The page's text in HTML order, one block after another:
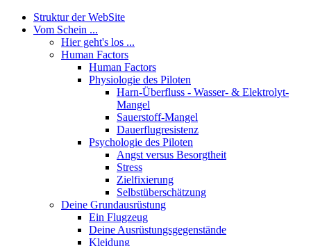
Struktur der WebSite
Vom Schein ...
Hier geht's los ...
Human Factors
Human Factors
Physiologie des Piloten
Harn-Überfluss - Wasser- & Elektrolyt-
Mangel
Sauerstoff-Mangel
Dauerflugresistenz
Psychologie des Piloten
Angst versus Besorgtheit
Stress
Zielfixierung
Selbstüberschätzung
Deine Grundausrüstung
Ein Flugzeug
Deine Ausrüstungsgegenstände
Kleidung